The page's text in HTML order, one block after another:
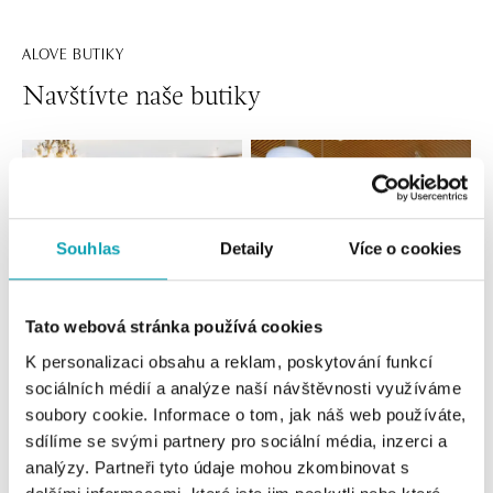
Souhlas Detaily Více o cookies
Tato webová stránka používá cookies
K personalizaci obsahu a reklam, poskytování funkcí
sociálních médií a analýze naší návštěvnosti využíváme
soubory cookie. Informace o tom, jak náš web používáte,
sdílíme se svými partnery pro sociální média, inzerci a
analýzy. Partneři tyto údaje mohou zkombinovat s
ALOVE BUTIKY
Navštívte naše butiky
Všetky Česko Slovensko
ALO diamonds Hilton, Košice
Hlavná 123/1, 040 01 Košice
tel.: +421 911 854 322, +421 917 869 485